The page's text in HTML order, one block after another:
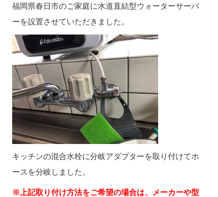
福岡県春日市のご家庭に水道直結型ウォーターサーバ
ーを設置させていただきました。
キッチンの混合水栓に分岐アダプターを取り付けてホ
ースを分岐しました。
※上記取り付け方法をご希望の場合は、メーカーや型